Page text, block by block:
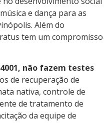
e dança para as
Além do
tem um compromisso
não fazem testes
de recuperação de
nativa, controle de
de tratamento de
da equipe de